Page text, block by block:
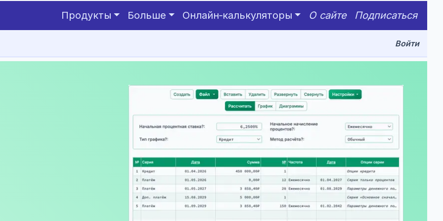
Продукты Больше Онлайн‑калькуляторы О сайте Подписаться
Войти